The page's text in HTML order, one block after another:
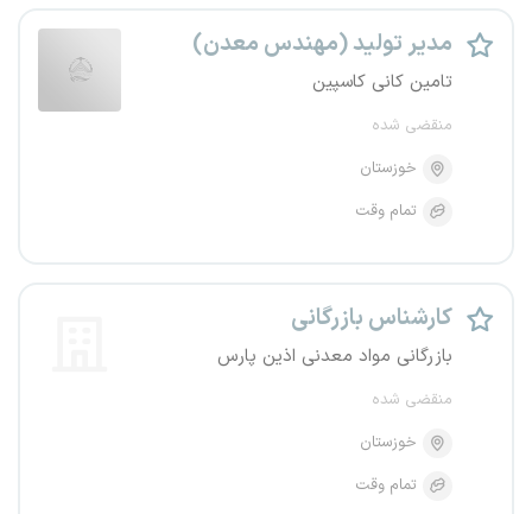
مدیر تولید (مهندس معدن)
تامین کانی کاسپین
منقضی شده
خوزستان
تمام وقت
کارشناس بازرگانی
بازرگانی مواد معدنی اذین پارس
منقضی شده
خوزستان
تمام وقت